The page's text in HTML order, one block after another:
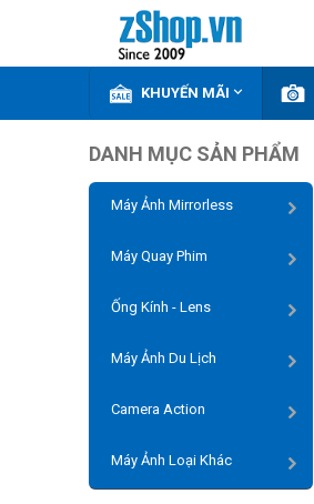
KHUYẾN MÃI 
DANH MỤC SẢN PHẨM
Máy Ảnh Mirrorless
Máy Quay Phim
Ống Kính - Lens
Máy Ảnh Du Lịch
Camera Action
Máy Ảnh Loại Khác